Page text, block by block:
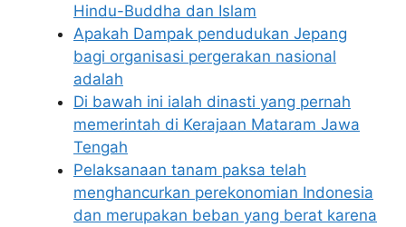
Hindu-Buddha dan Islam
Apakah Dampak pendudukan Jepang
bagi organisasi pergerakan nasional
adalah
Di bawah ini ialah dinasti yang pernah
memerintah di Kerajaan Mataram Jawa
Tengah
Pelaksanaan tanam paksa telah
menghancurkan perekonomian Indonesia
dan merupakan beban yang berat karena